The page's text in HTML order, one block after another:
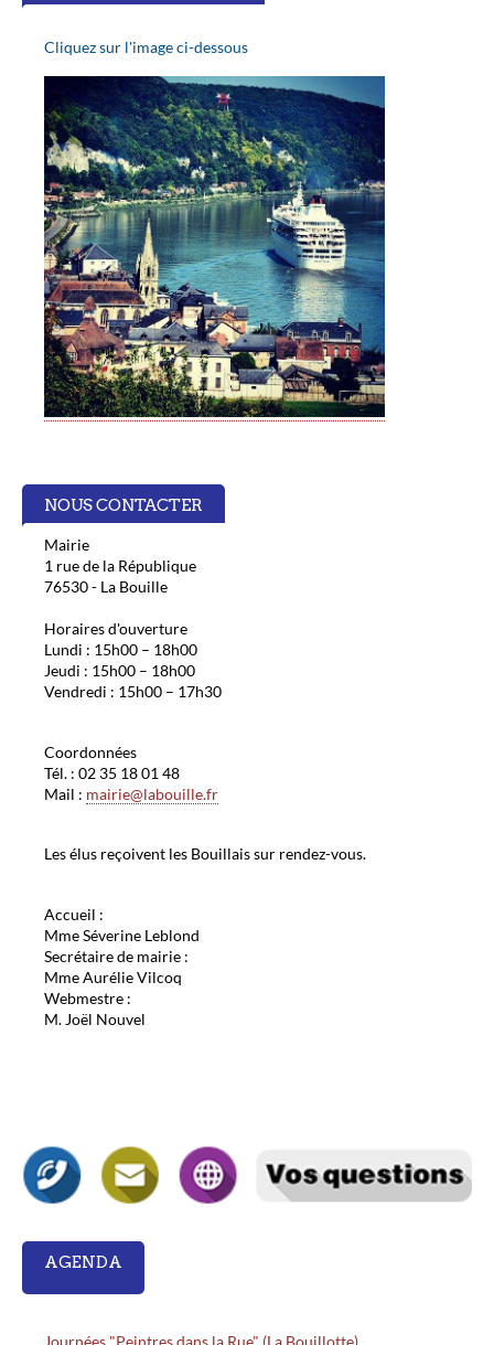
Cliquez sur l'image ci-dessous
NOUS CONTACTER
Mairie
1 rue de la République
76530 - La Bouille
Horaires d'ouverture
Lundi : 15h00 – 18h00
Jeudi : 15h00 – 18h00
Vendredi : 15h00 – 17h30
Coordonnées
Tél. : 02 35 18 01 48
Mail : mairie@labouille.fr
Les élus reçoivent les Bouillais sur rendez-vous.
Accueil :
Mme Séverine Leblond
Secrétaire de mairie :
Mme Aurélie Vilcoq
Webmestre :
M. Joël Nouvel
AGENDA
Journées "Peintres dans la Rue" (La Bouillotte)